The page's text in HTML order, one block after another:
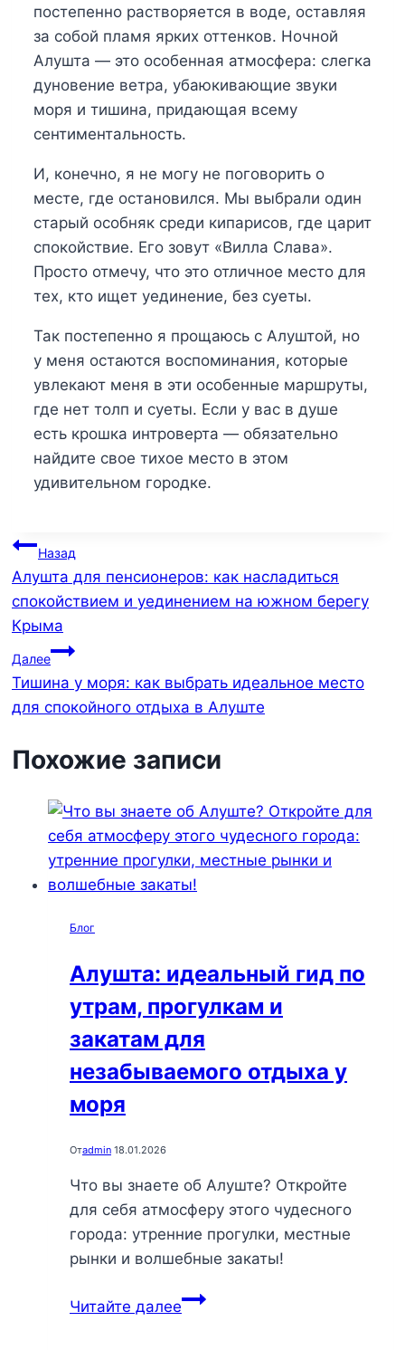
постепенно растворяется в воде, оставляя
за собой пламя ярких оттенков. Ночной
Алушта — это особенная атмосфера: слегка
дуновение ветра, убаюкивающие звуки
моря и тишина, придающая всему
сентиментальность.
И, конечно, я не могу не поговорить о
месте, где остановился. Мы выбрали один
старый особняк среди кипарисов, где царит
спокойствие. Его зовут «Вилла Слава».
Просто отмечу, что это отличное место для
тех, кто ищет уединение, без суеты.
Так постепенно я прощаюсь с Алуштой, но
у меня остаются воспоминания, которые
увлекают меня в эти особенные маршруты,
где нет толп и суеты. Если у вас в душе
есть крошка интроверта — обязательно
найдите свое тихое место в этом
удивительном городке.
Навигация
по
записям
Назад
Алушта для пенсионеров: как насладиться
спокойствием и уединением на южном берегу
Крыма
Далее
Тишина у моря: как выбрать идеальное место
для спокойного отдыха в Алуште
Похожие записи
Блог
Алушта: идеальный гид по
утрам, прогулкам и
закатам для
незабываемого отдыха у
моря
Отadmin 18.01.2026
Что вы знаете об Алуште? Откройте
для себя атмосферу этого чудесного
города: утренние прогулки, местные
рынки и волшебные закаты!
Читайте далееАлушта: